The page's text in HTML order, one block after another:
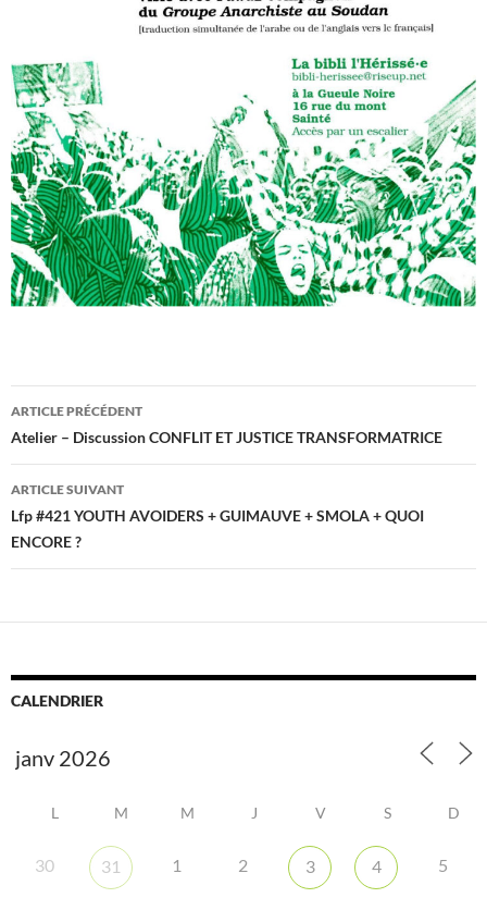
Navigation
des
articles
ARTICLE PRÉCÉDENT
Atelier – Discussion CONFLIT ET JUSTICE TRANSFORMATRICE
ARTICLE SUIVANT
Lfp #421 YOUTH AVOIDERS + GUIMAUVE + SMOLA + QUOI
ENCORE ?
CALENDRIER
L M M J V S D
30 31 1 2 3 4 5